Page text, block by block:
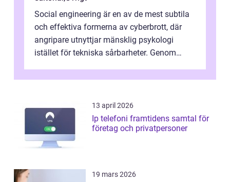
Social engineering är en av de mest subtila
och effektiva formerna av cyberbrott, där
angripare utnyttjar mänsklig psykologi
istället för tekniska sårbarheter. Genom
13 april 2026
Ip telefoni framtidens samtal för
företag och privatpersoner
19 mars 2026